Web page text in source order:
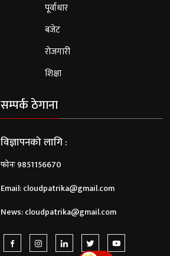
पूर्वाधार
बजेट
रोजगारी
शिक्षा
सम्पर्क ठेगाना
विज्ञापनको लागि :
फोनः 9851156670
Email:cloudpatrika@gmail.com
News:cloudpatrika@gmail.com